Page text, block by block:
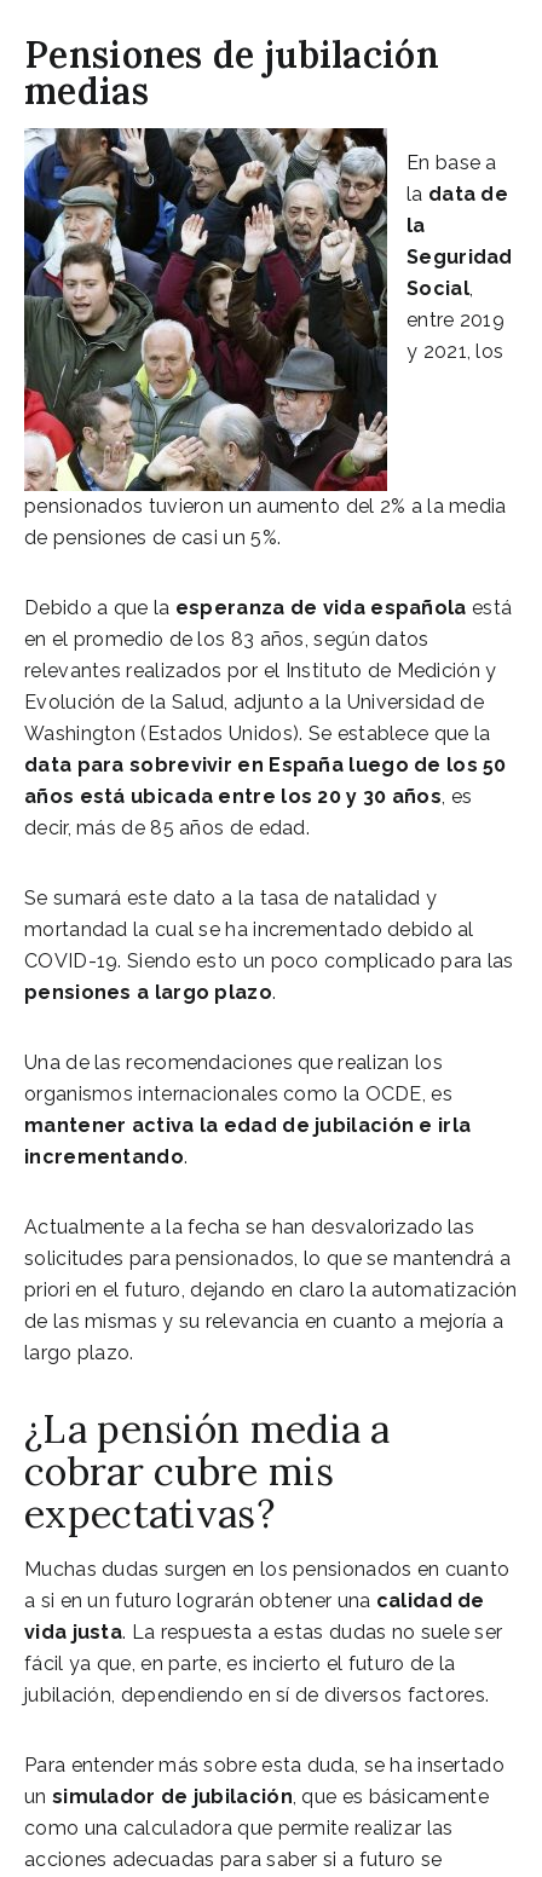
Pensiones de jubilación
medias
En base a
la data de
la
Seguridad
Social,
entre 2019
y 2021, los
pensionados tuvieron un aumento del 2% a la media
de pensiones de casi un 5%.
Debido a que la esperanza de vida española está
en el promedio de los 83 años, según datos
relevantes realizados por el Instituto de Medición y
Evolución de la Salud, adjunto a la Universidad de
Washington (Estados Unidos). Se establece que la
data para sobrevivir en España luego de los 50
años está ubicada entre los 20 y 30 años, es
decir, más de 85 años de edad.
Se sumará este dato a la tasa de natalidad y
mortandad la cual se ha incrementado debido al
COVID-19. Siendo esto un poco complicado para las
pensiones a largo plazo.
Una de las recomendaciones que realizan los
organismos internacionales como la OCDE, es
mantener activa la edad de jubilación e irla
incrementando.
Actualmente a la fecha se han desvalorizado las
solicitudes para pensionados, lo que se mantendrá a
priori en el futuro, dejando en claro la automatización
de las mismas y su relevancia en cuanto a mejoría a
largo plazo.
¿La pensión media a
cobrar cubre mis
expectativas?
Muchas dudas surgen en los pensionados en cuanto
a si en un futuro lograrán obtener una calidad de
vida justa. La respuesta a estas dudas no suele ser
fácil ya que, en parte, es incierto el futuro de la
jubilación, dependiendo en sí de diversos factores.
Para entender más sobre esta duda, se ha insertado
un simulador de jubilación, que es básicamente
como una calculadora que permite realizar las
acciones adecuadas para saber si a futuro se